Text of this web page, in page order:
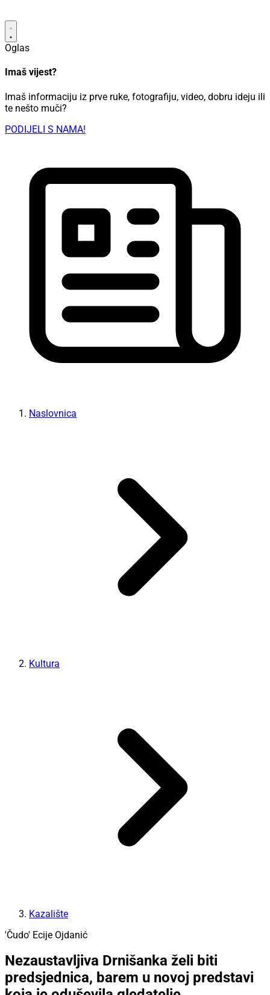
Oglas
Imaš vijest?
Imaš informaciju iz prve ruke, fotografiju, video, dobru ideju ili
te nešto muči?
PODIJELI S NAMA!
Naslovnica
Kultura
Kazalište
'Čudo' Ecije Ojdanić
Nezaustavljiva Drnišanka želi biti
predsjednica, barem u novoj predstavi